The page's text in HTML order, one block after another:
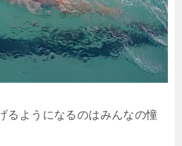
るようになるのはみんなの憧